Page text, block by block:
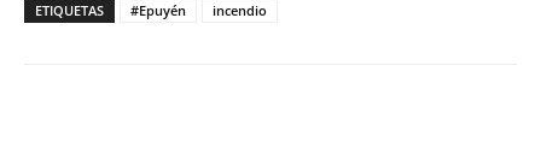
ETIQUETAS #Epuyén incendio